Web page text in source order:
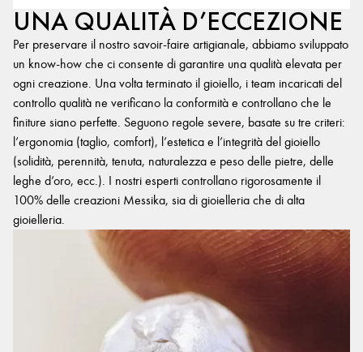
UNA QUALITÀ D’ECCEZIONE
Per preservare il nostro savoir-faire artigianale, abbiamo sviluppato
un know-how che ci consente di garantire una qualità elevata per
ogni creazione. Una volta terminato il gioiello, i team incaricati del
controllo qualità ne verificano la conformità e controllano che le
finiture siano perfette. Seguono regole severe, basate su tre criteri:
l’ergonomia (taglio, comfort), l’estetica e l’integrità del gioiello
(solidità, perennità, tenuta, naturalezza e peso delle pietre, delle
leghe d’oro, ecc.). I nostri esperti controllano rigorosamente il
100% delle creazioni Messika, sia di gioielleria che di alta
gioielleria.